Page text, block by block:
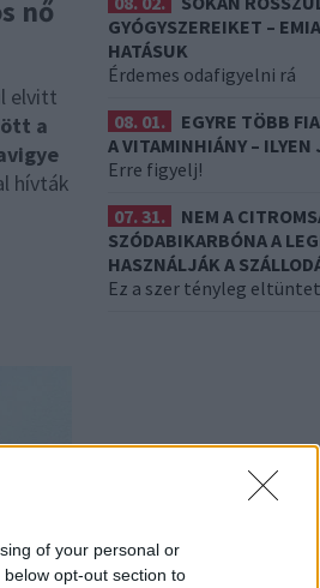
of your personal or
opt-out section to
nő
elvitt
a
hívták
GYÓGYSZEREIKET –
HATÁSUK
Érdemes odafigyelni rá
08. 01.
EGYRE TÖBB
A VITAMINHIÁNY – ILYEN
Erre figyelj!
07. 31.
NEM A
SZÓDABIKARBÓNA A
HASZNÁLJÁK A
Ez a szer tényleg